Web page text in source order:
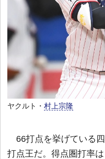
ヤクルト・ 村上宗隆
66打点を挙げている
打点王だ。得点圏打率